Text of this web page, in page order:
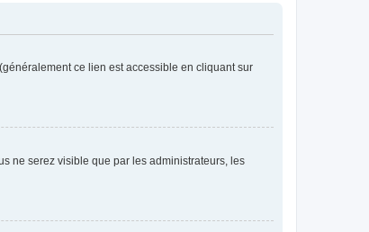
ce lien est accessible en cliquant sur
ne serez visible que par les administrateurs, les